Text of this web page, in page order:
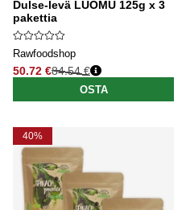
Dulse-levä LUOMU 125g x 3
pakettia
Rawfoodshop
50.72 €
Normaali hinta
84.54 €
OSTA
40%